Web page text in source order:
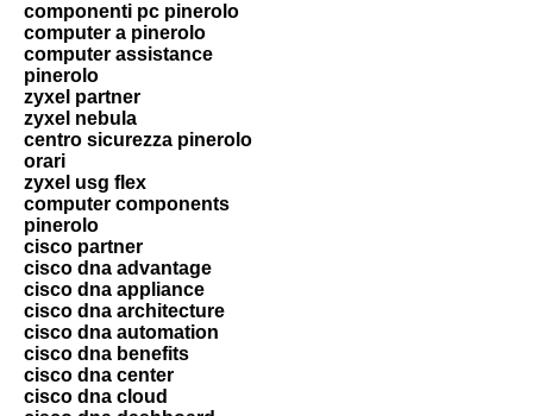
componenti pc pinerolo
computer a pinerolo
computer assistance
pinerolo
zyxel partner
zyxel nebula
centro sicurezza pinerolo
orari
zyxel usg flex
computer components
pinerolo
cisco partner
cisco dna advantage
cisco dna appliance
cisco dna architecture
cisco dna automation
cisco dna benefits
cisco dna center
cisco dna cloud